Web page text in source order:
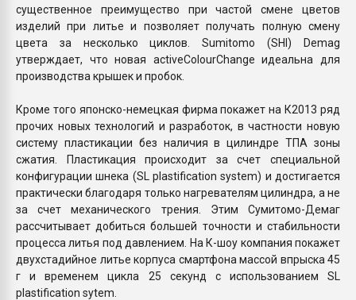
существенное преимущество при частой смене цветов
изделий при литье и позволяет получать полную смену
цвета за несколько циклов. Sumitomo (SHI) Demag
утверждает, что новая activeColourChange идеальна для
производства крышек и пробок.
Кроме того японско-немецкая фирма покажет на К2013 ряд
прочих новых технологий и разработок, в частности новую
систему пластикации без наличия в цилиндре ТПА зоны
сжатия. Пластикация происходит за счет специальной
конфигурации шнека (SL plastification system) и достигается
практически благодаря только нагревателям цилиндра, а не
за счет механического трения. Этим Сумитомо-Демаг
рассчитывает добиться большей точности и стабильности
процесса литья под давлением. На К-шоу компания покажет
двухстадийное литье корпуса смартфона массой впрыска 45
г и временем цикла 25 секунд с использованием SL
plastification sytem.